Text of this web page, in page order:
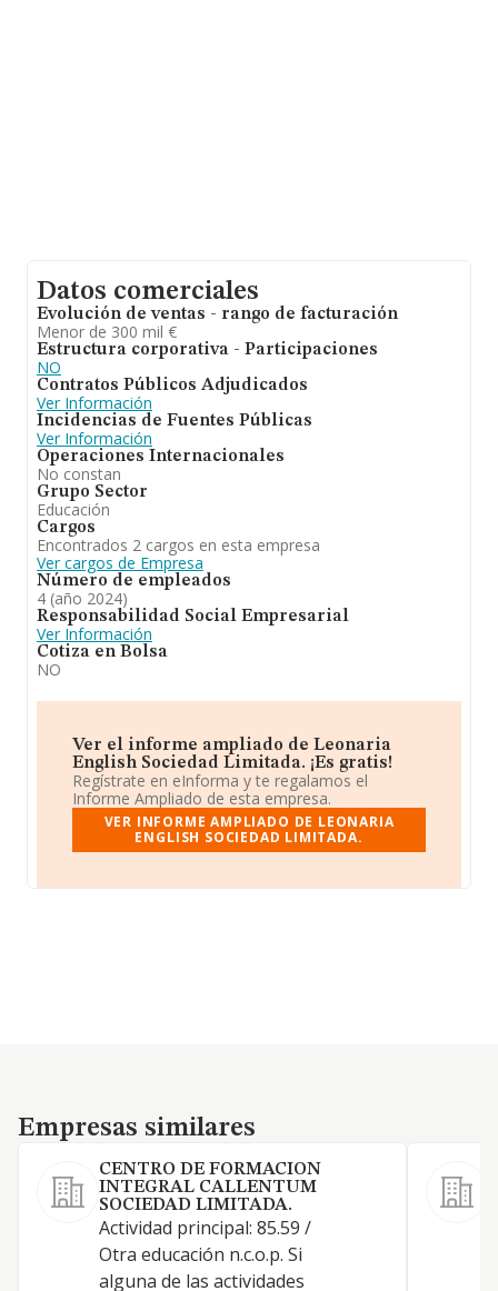
Datos comerciales
Evolución de ventas - rango de facturación
Menor de 300 mil €
Estructura corporativa - Participaciones
NO
Contratos Públicos Adjudicados
Ver Información
Incidencias de Fuentes Públicas
Ver Información
Operaciones Internacionales
No constan
Grupo Sector
Educación
Cargos
Encontrados 2 cargos en esta empresa
Ver cargos de Empresa
Número de empleados
4 (año 2024)
Responsabilidad Social Empresarial
Ver Información
Cotiza en Bolsa
NO
Ver el informe ampliado de Leonaria
English Sociedad Limitada. ¡Es gratis!
Regístrate en eInforma y te regalamos el
Informe Ampliado de esta empresa.
VER INFORME AMPLIADO DE LEONARIA
ENGLISH SOCIEDAD LIMITADA.
Empresas similares
Empresas similares
CENTRO DE FORMACION
INTEGRAL CALLENTUM
SOCIEDAD LIMITADA.
Actividad principal: 85.59 /
Otra educación n.c.o.p. Si
alguna de las actividades